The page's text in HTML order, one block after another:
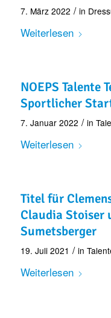
7. März 2022 / in
Weiterlesen
NOEPS Talente
Sportlicher
7. Januar 2022 / in
Weiterlesen
Titel für
Claudia Stoiser
Sumetsberger
19. Juli 2021 / in
Weiterlesen